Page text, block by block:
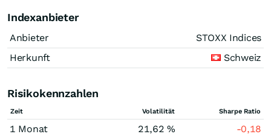
Indexanbieter
Anbieter
STOXX Indices
Herkunft
Schweiz
Risikokennzahlen
Zeit Volatilität Sharpe Ratio
1 Monat 21,62 %
-0,18